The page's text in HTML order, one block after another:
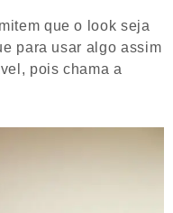
que o look seja
para usar algo assim
pois chama a